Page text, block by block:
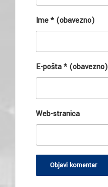
Ime* (obavezno)
E-pošta* (obavezno)
Web-stranica